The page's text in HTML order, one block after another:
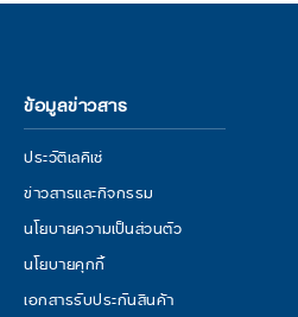
ข้อมูลข่าวสาร
ประวัติเลคิเซ่
ข่าวสารและกิจกรรม
นโยบายความเป็นส่วนตัว
นโยบายคุกกี้
เอกสารรับประกันสินค้า